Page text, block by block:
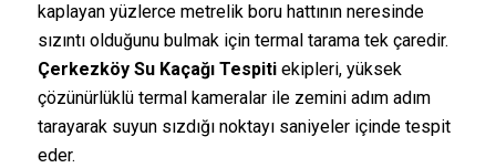
kaplayan yüzlerce metrelik boru hattının neresinde
sızıntı olduğunu bulmak için termal tarama tek çaredir.
Çerkezköy Su Kaçağı Tespitiekipleri, yüksek
çözünürlüklü termal kameralar ile zemini adım adım
tarayarak suyun sızdığı noktayı saniyeler içinde tespit
eder.